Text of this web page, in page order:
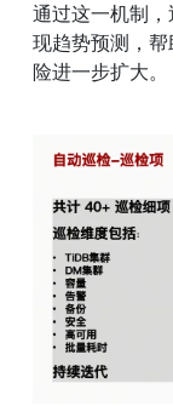
通过这一机制
现趋势预测，
险进一步扩大。